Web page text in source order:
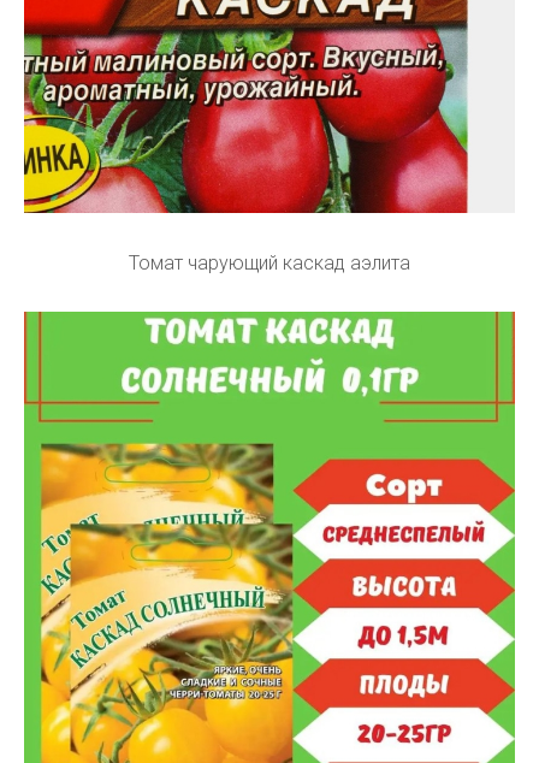
Томат чарующий каскад аэлита